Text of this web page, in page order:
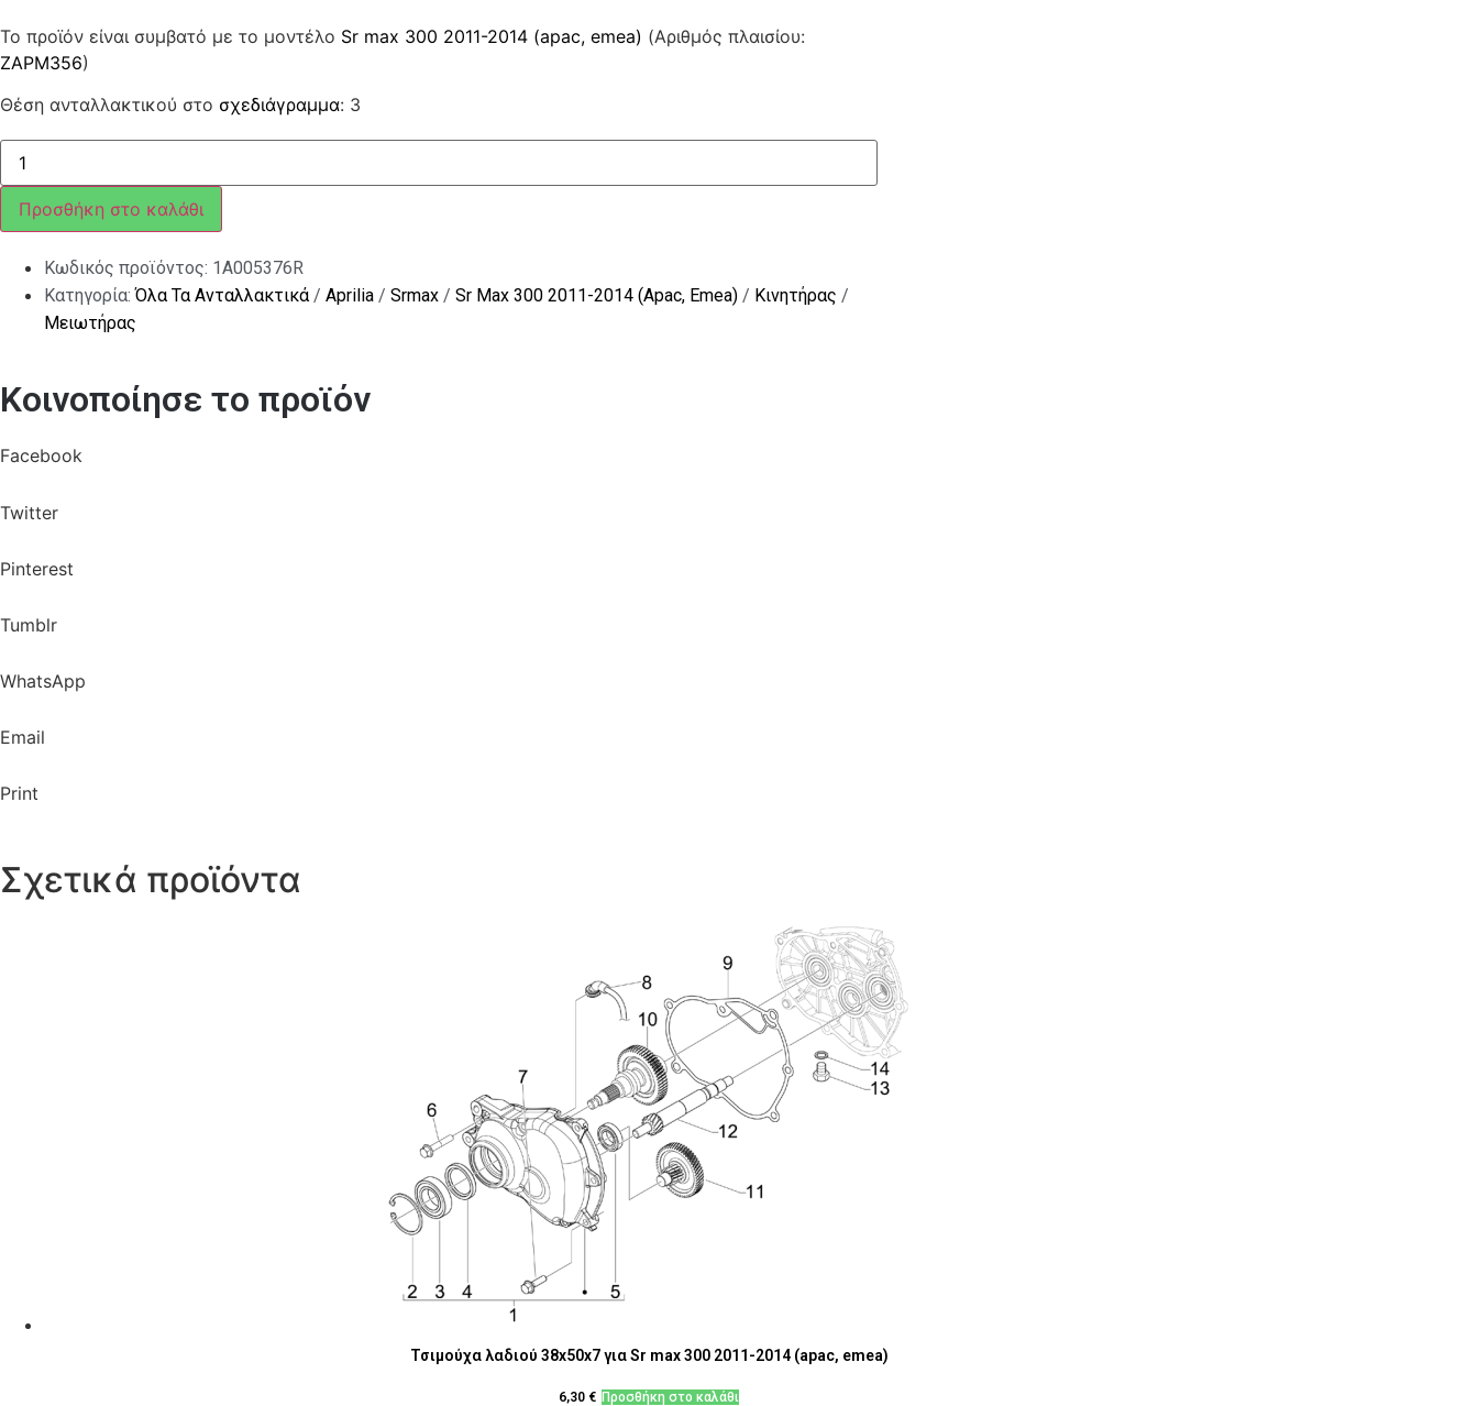
Το προϊόν είναι συμβατό με το μοντέλο Sr max 300 2011-2014 (apac, emea) (Αριθμός πλαισίου:
ZAPM356)
Θέση ανταλλακτικού στο σχεδιάγραμμα: 3
Ρουλεμάν
ακτινικό
30x55x13
ποσότητα
Προσθήκη στο καλάθι
Κωδικός προϊόντος: 1A005376R
Κατηγορία:Όλα Τα Ανταλλακτικά/ Aprilia / Srmax / Sr Max 300 2011-2014 (Apac, Emea) / Κινητήρας /
Μειωτήρας
Κοινοποίησε το προϊόν
Facebook
Twitter
Pinterest
Tumblr
WhatsApp
Email
Print
Σχετικά προϊόντα
Τσιμούχα λαδιού 38x50x7 για Sr max 300 2011-2014 (apac, emea)
6,30 € Προσθήκη στο καλάθι